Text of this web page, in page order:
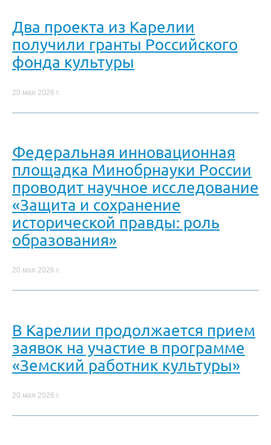
Два проекта из Карелии
получили гранты Российского
фонда культуры
20 мая 2026 г.
Федеральная инновационная
площадка Минобрнауки России
проводит научное исследование
«Защита и сохранение
исторической правды: роль
образования»
20 мая 2026 г.
В Карелии продолжается прием
заявок на участие в программе
«Земский работник культуры»
20 мая 2026 г.